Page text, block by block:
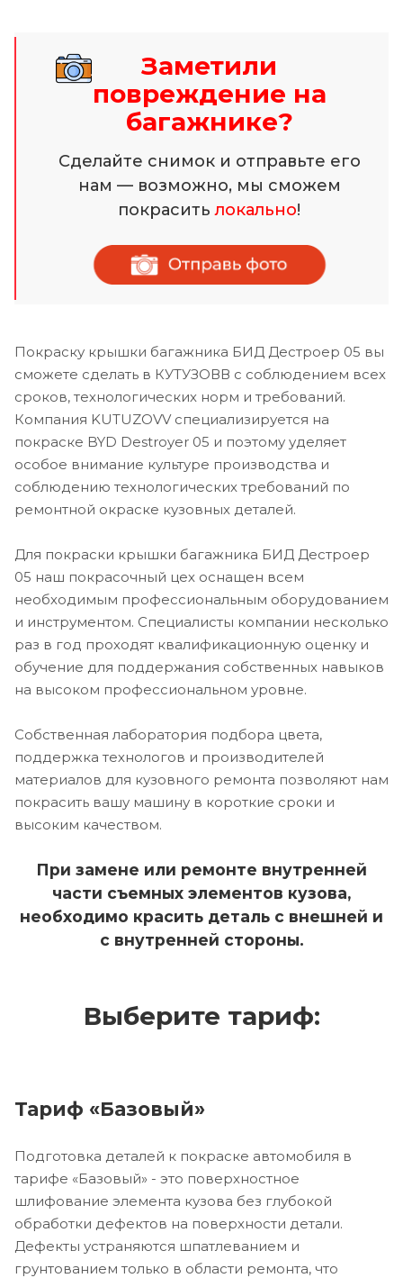
Заметили
повреждение на
багажнике?
Сделайте снимок и отправьте его
нам — возможно, мы сможем
покраситьлокально!
Покраску крышки багажника БИД Дестроер 05 вы
сможете сделать в КУТУЗОВВ с соблюдением всех
сроков, технологических норм и требований.
Компания KUTUZOVV специализируется на
покраске BYD Destroyer 05 и поэтому уделяет
особое внимание культуре производства и
соблюдению технологических требований по
ремонтной окраске кузовных деталей.
Для покраски крышки багажника БИД Дестроер
05 наш покрасочный цех оснащен всем
необходимым профессиональным оборудованием
и инструментом. Специалисты компании несколько
раз в год проходят квалификационную оценку и
обучение для поддержания собственных навыков
на высоком профессиональном уровне.
Собственная лаборатория подбора цвета,
поддержка технологов и производителей
материалов для кузовного ремонта позволяют нам
покрасить вашу машину в короткие сроки и
высоким качеством.
При замене или ремонте внутренней
части съемных элементов кузова,
необходимо красить деталь с внешней и
с внутренней стороны.
Выберите тариф:
Тариф «Базовый»
Подготовка деталей к покраске автомобиля в
тарифе «Базовый» - это поверхностное
шлифование элемента кузова без глубокой
обработки дефектов на поверхности детали.
Дефекты устраняются шпатлеванием и
грунтованием только в области ремонта, что